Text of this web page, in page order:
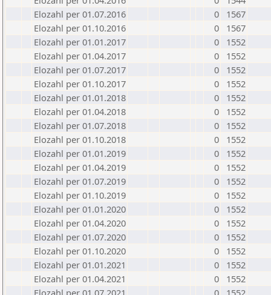
Elozahl per 01.07.2016
0
1567
Elozahl per 01.10.2016
0
1567
Elozahl per 01.01.2017
0
1552
Elozahl per 01.04.2017
0
1552
Elozahl per 01.07.2017
0
1552
Elozahl per 01.10.2017
0
1552
Elozahl per 01.01.2018
0
1552
Elozahl per 01.04.2018
0
1552
Elozahl per 01.07.2018
0
1552
Elozahl per 01.10.2018
0
1552
Elozahl per 01.01.2019
0
1552
Elozahl per 01.04.2019
0
1552
Elozahl per 01.07.2019
0
1552
Elozahl per 01.10.2019
0
1552
Elozahl per 01.01.2020
0
1552
Elozahl per 01.04.2020
0
1552
Elozahl per 01.07.2020
0
1552
Elozahl per 01.10.2020
0
1552
Elozahl per 01.01.2021
0
1552
Elozahl per 01.04.2021
0
1552
Elozahl per 01.07.2021
0
1552